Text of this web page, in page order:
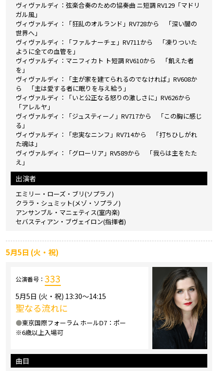
ヴィヴァルディ：弦楽合奏のための協奏曲 ニ短調 RV129「マドリ
ガル風」
ヴィヴァルディ：「狂乱のオルランド」RV728から 「深い闇の
世界へ」
ヴィヴァルディ：「ファルナーチェ」RV711から 「凍りついた
ように全ての血管を」
ヴィヴァルディ：マニフィカト ト短調 RV610から 「飢えた者
を」
ヴィヴァルディ：「主が家を建てられるのでなければ」RV608か
ら 「主は愛する者に眠りを与え給う」
ヴィヴァルディ：「いと公正なる怒りの激しさに」RV626から
「アレルヤ」
ヴィヴァルディ：「ジュスティーノ」RV717から 「この胸に感じ
る」
ヴィヴァルディ：「忠実なニンフ」RV714から 「打ちひしがれ
た魂は」
ヴィヴァルディ：「グローリア」RV589から 「我らは主をたた
え」
出演者
エミリー・ローズ・ブリ(ソプラノ)
クララ・シュミット(メゾ・ソプラノ)
アンサンブル・マニェティス(室内楽)
セバスティアン・ブヴェイロン(指揮者)
5月5日 (火・祝)
公演番号： 333
5月5日 (火・祝) 13:30～14:15
聖なる流れに
●東京国際フォーラム ホールD7：ポー
※6歳以上入場可
曲目